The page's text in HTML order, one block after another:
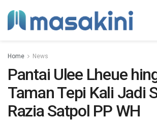
Home News
Pantai Ulee Lheue
Taman Tepi Kali Jadi
Razia Satpol PP WH